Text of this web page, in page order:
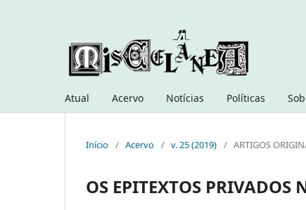
Atual Acervo Notícias Políticas
Início / Acervo / v. 25 (2019) / ARTIGOS
OS EPITEXTOS